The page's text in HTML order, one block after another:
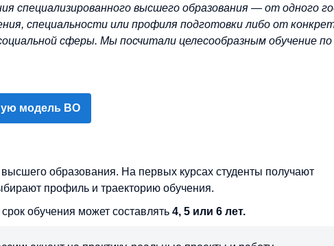
специализированного высшего образования — от одного
специальности или профиля подготовки либо от
сферы. Мы посчитали целесообразным обучение
модель ВО
образования. На первых курсах студенты получают
профиль и траекторию обучения.
обучения может составлять 4, 5 или 6 лет.